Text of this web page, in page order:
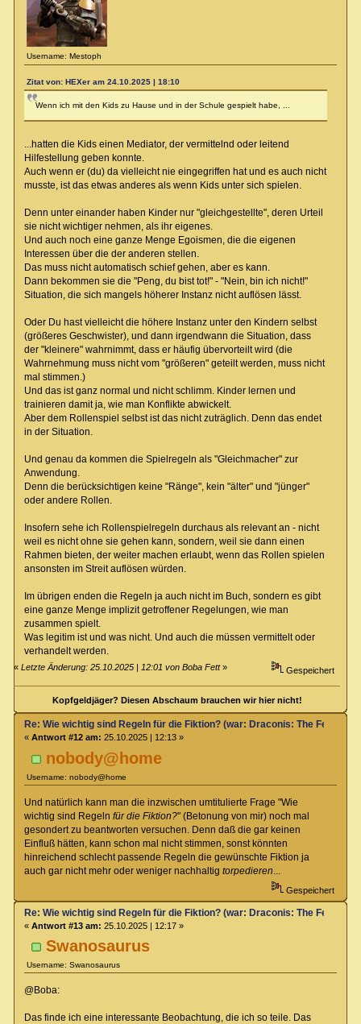
Username: Mestoph
Zitat von: HEXer am 24.10.2025 | 18:10
Wenn ich mit den Kids zu Hause und in der Schule gespielt habe, ...
...hatten die Kids einen Mediator, der vermittelnd oder leitend
Hilfestellung geben konnte.
Auch wenn er (du) da vielleicht nie eingegriffen hat und es auch nicht
musste, ist das etwas anderes als wenn Kids unter sich spielen.
Denn unter einander haben Kinder nur "gleichgestellte", deren Urteil
sie nicht wichtiger nehmen, als ihr eigenes.
Und auch noch eine ganze Menge Egoismen, die die eigenen
Interessen über die der anderen stellen.
Das muss nicht automatisch schief gehen, aber es kann.
Dann bekommen sie die "Peng, du bist tot!" - "Nein, bin ich nicht!"
Situation, die sich mangels höherer Instanz nicht auflösen lässt.
Oder Du hast vielleicht die höhere Instanz unter den Kindern selbst
(größeres Geschwister), und dann irgendwann die Situation, dass
der "kleinere" wahrnimmt, dass er häufig übervorteilt wird (die
Wahrnehmung muss nicht vom "größeren" geteilt werden, muss nicht
mal stimmen.)
Und das ist ganz normal und nicht schlimm. Kinder lernen und
trainieren damit ja, wie man Konflikte abwickelt.
Aber dem Rollenspiel selbst ist das nicht zuträglich. Denn das endet
in der Situation.
Und genau da kommen die Spielregeln als "Gleichmacher" zur
Anwendung.
Denn die berücksichtigen keine "Ränge", kein "älter" und "jünger"
oder andere Rollen.
Insofern sehe ich Rollenspielregeln durchaus als relevant an - nicht
weil es nicht ohne sie gehen kann, sondern, weil sie dann einen
Rahmen bieten, der weiter machen erlaubt, wenn das Rollen spielen
ansonsten im Streit auflösen würden.
Im übrigen enden die Regeln ja auch nicht im Buch, sondern es gibt
eine ganze Menge implizit getroffener Regelungen, wie man
zusammen spielt.
Was legitim ist und was nicht. Und auch die müssen vermittelt oder
verhandelt werden.
«Letzte Änderung: 25.10.2025 | 12:01 von Boba Fett» Gespeichert
Kopfgeldjäger? Diesen Abschaum brauchen wir hier nicht!
nobody@home
Username: nobody@home
Re: Wie wichtig sind Regeln für die Fiktion? (war: Draconis: The Feel-
« Antwort #12 am: 25.10.2025 | 12:13 »
Und natürlich kann man die inzwischen umtitulierte Frage "Wie
wichtig sind Regeln für die Fiktion?" (Betonung von mir) noch mal
gesondert zu beantworten versuchen. Denn daß die gar keinen
Einfluß hätten, kann schon mal nicht stimmen, sonst könnten
hinreichend schlecht passende Regeln die gewünschte Fiktion ja
auch gar nicht mehr oder weniger nachhaltig torpedieren
Gespeichert
Swanosaurus
Username: Swanosaurus
Re: Wie wichtig sind Regeln für die Fiktion? (war: Draconis: The Feel-
« Antwort #13 am: 25.10.2025 | 12:17 »
@Boba:
Das finde ich eine interessante Beobachtung, die ich so teile. Das